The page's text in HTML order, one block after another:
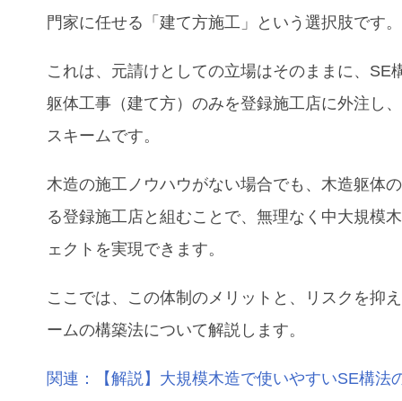
門家に任せる「建て方施工」という選択肢です。
これは、元請けとしての立場はそのままに、SE
躯体工事（建て方）のみを登録施工店に外注し
スキームです。
木造の施工ノウハウがない場合でも、木造躯体
る登録施工店と組むことで、無理なく中大規模
ェクトを実現できます。
ここでは、この体制のメリットと、リスクを抑
ームの構築法について解説します。
関連：
【解説】大規模木造で使いやすいSE構法